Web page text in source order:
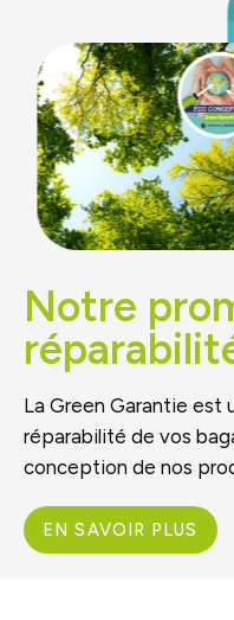
Notre
La Green Garantie est
réparabilité de vos
conception de nos
EN SAVOIR PLUS